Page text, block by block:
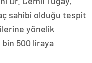
sahibi olduğu tespit
yönelik
500 liraya